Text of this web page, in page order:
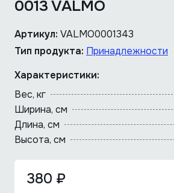
0013 VALMO
Артикул: VALMO0001343
Тип продукта: Принадлежности
Характеристики:
Вес, кг
Ширина, см
Длина, cм
Высота, см
380 ₽